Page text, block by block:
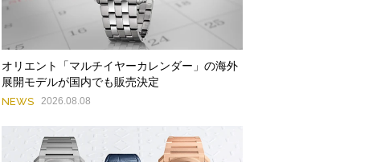
オリエント「マルチイヤーカレンダー」の海外
展開モデルが国内でも販売決定
NEWS 2026.08.08